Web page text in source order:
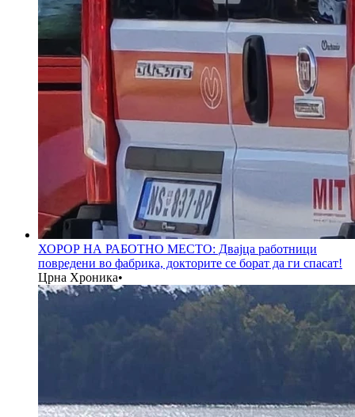
ХОРОР НА РАБОТНО МЕСТО: Двајца работници
повредени во фабрика, докторите се борат да ги спасат!
Црна Хроника•